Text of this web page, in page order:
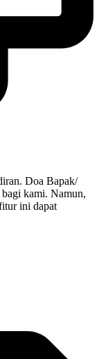
Doa Bapak/
kami. Namun,
ini dapat